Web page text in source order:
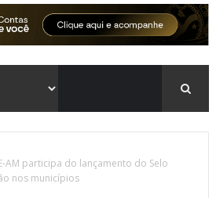
AM participa do lançamento do Selo
nos municípios